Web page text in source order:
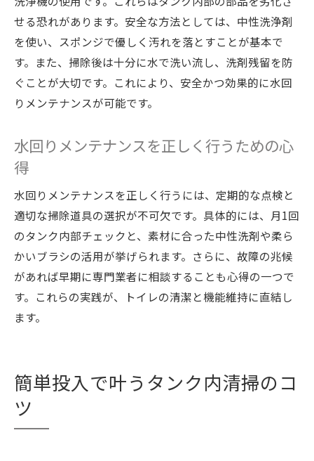
せる恐れがあります。安全な方法としては、中性洗浄剤
を使い、スポンジで優しく汚れを落とすことが基本で
す。また、掃除後は十分に水で洗い流し、洗剤残留を防
ぐことが大切です。これにより、安全かつ効果的に水回
りメンテナンスが可能です。
水回りメンテナンスを正しく行うための心
得
水回りメンテナンスを正しく行うには、定期的な点検と
適切な掃除道具の選択が不可欠です。具体的には、月1回
のタンク内部チェックと、素材に合った中性洗剤や柔ら
かいブラシの活用が挙げられます。さらに、故障の兆候
があれば早期に専門業者に相談することも心得の一つで
す。これらの実践が、トイレの清潔と機能維持に直結し
ます。
簡単投入で叶うタンク内清掃のコ
ツ